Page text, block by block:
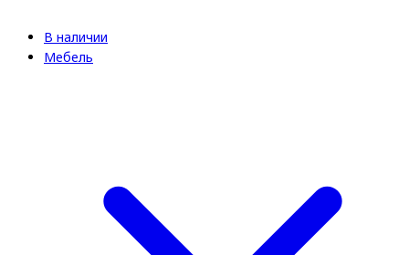
В наличии
Мебель